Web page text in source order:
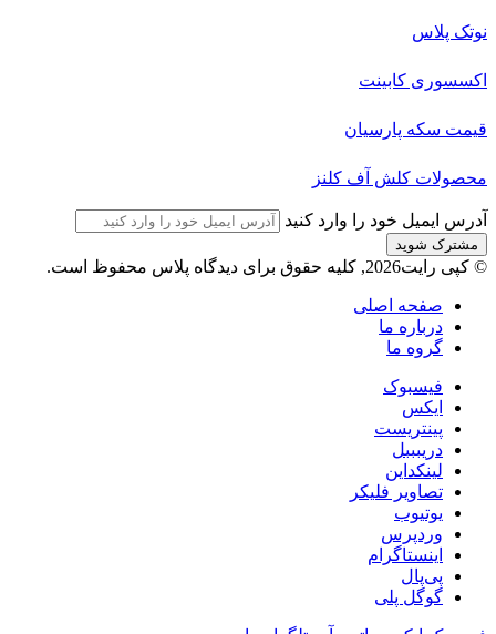
نوتک پلاس
اکسسوری کابینت
قیمت سکه پارسیان
محصولات کلش آف کلنز
آدرس ایمیل خود را وارد کنید
© کپی رایت2026, کلیه حقوق برای دیدگاه پلاس محفوظ است.
صفحه اصلی
درباره ما
گروه ما
فیسبوک
ایکس
پینتریست
دریبببل
لینکداین
تصاویر فلیکر
یوتیوب
وردپرس
اینستاگرام
پی‌پال
گوگل پلی